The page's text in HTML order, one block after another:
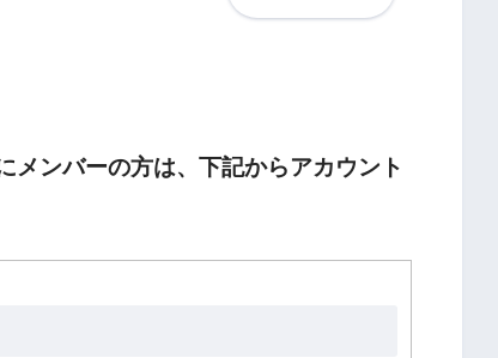
メンバーの方は、下記からアカウント